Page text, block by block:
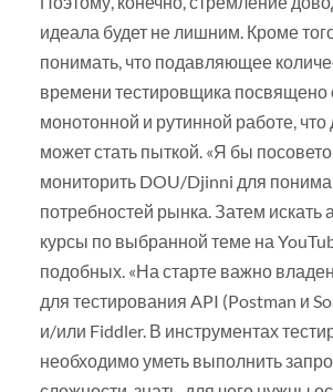
идеала будет не лишним. Кроме
понимать, что подавляющее
времени тестировщика посвящено
монотонной и рутинной работе, что
может стать пыткой. «Я бы
мониторить DOU/Djinni для
потребностей рынка. Затем искать
курсы по выбранной теме на
подобных. «На старте важно
для тестирования API (Postman и
и/или Fiddler. В инструментах
необходимо уметь выполнить